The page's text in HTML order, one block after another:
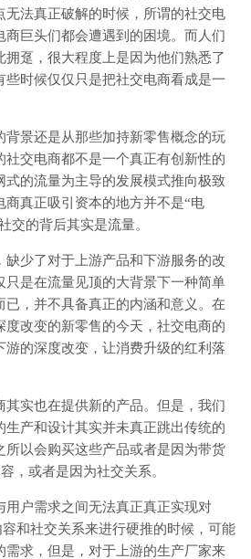
无法真正破解的时候，所谓的社交电
商巨头们都会遭遇到的困境。而人们
拥趸，很大程度上是因为他们熟悉了
些时候仅仅只是把社交电商看成是一
背景还是从那些加持新零售概念的玩
社交电商都不是一个真正有创新性的
式的流量为主导的发展模式推向极致
商真正吸引资本的地方并不是“电
交的背后其实是流量。
缺少了对于上游产品和下游服务的改
只是在流量见顶的大背景下一种简单
已，并不具备真正的内涵和意义。在
度改变的新零售的今天，社交电商的
游的深度改变，让消费升级的红利落
其实也在提供新的产品。但是，我们
生产和设计其实并未真正跳出传统的
所以会购买这些产品或者是因为带货
，或者是因为社交关系。
用户需求之间无法真正真正实现对
和社交关系来进行硬推的时候，可能
需求，但是，对于上游的生产厂家来